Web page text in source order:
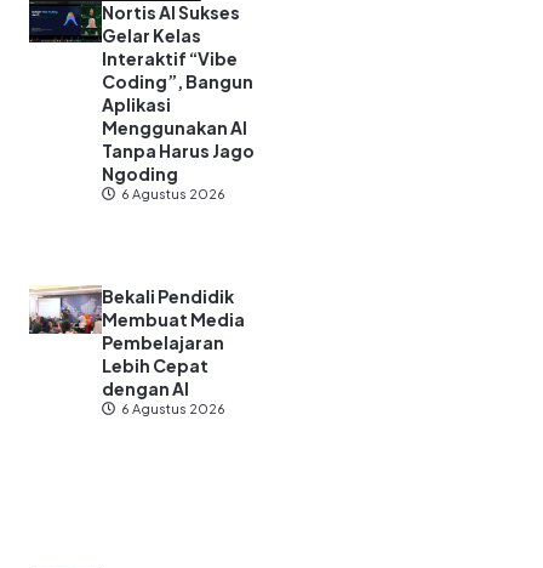
Nortis AI Sukses
Gelar Kelas
Interaktif “Vibe
Coding”, Bangun
Aplikasi
Menggunakan AI
Tanpa Harus Jago
Ngoding
6 Agustus 2026
Bekali Pendidik
Membuat Media
Pembelajaran
Lebih Cepat
dengan AI
6 Agustus 2026